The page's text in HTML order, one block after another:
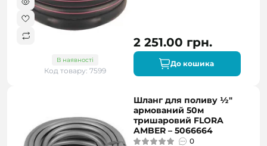
В наявності
Код товару: 7599
2 251.00 грн.
До кошика
Шланг для поливу ½"
армований 50м
тришаровий FLORA
AMBER – 5066664
0